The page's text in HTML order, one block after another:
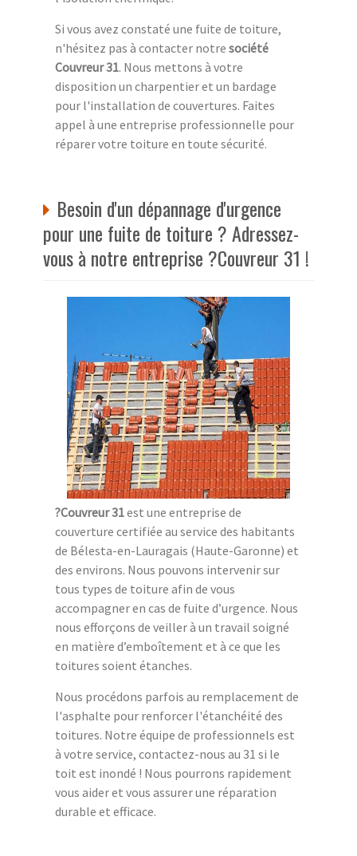
Si vous avez constaté une fuite de toiture,
n'hésitez pas à contacter notre société
Couvreur 31. Nous mettons à votre
disposition un charpentier et un bardage
pour l'installation de couvertures. Faites
appel à une entreprise professionnelle pour
réparer votre toiture en toute sécurité.
Besoin d'un dépannage d'urgence
pour une fuite de toiture ? Adressez-
vous à notre entreprise ?Couvreur 31 !
?Couvreur 31est une entreprise de
couverture certifiée au service des habitants
de Bélesta-en-Lauragais (Haute-Garonne) et
des environs. Nous pouvons intervenir sur
tous types de toiture afin de vous
accompagner en cas de fuite d’urgence. Nous
nous efforçons de veiller à un travail soigné
en matière d’emboîtement et à ce que les
toitures soient étanches.
Nous procédons parfois au remplacement de
l'asphalte pour renforcer l'étanchéité des
toitures. Notre équipe de professionnels est
à votre service, contactez-nous au 31 si le
toit est inondé ! Nous pourrons rapidement
vous aider et vous assurer une réparation
durable et efficace.